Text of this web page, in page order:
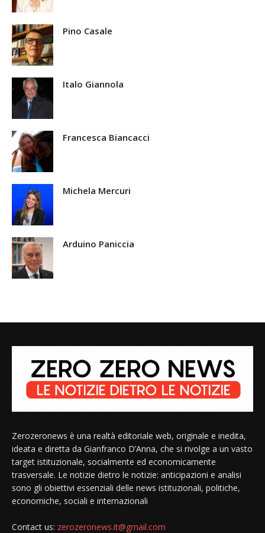
Pino Casale
Italo Giannola
Francesca Biancacci
Michela Mercuri
Arduino Paniccia
Zerozeronews è una realtà editoriale web, originale e inedita,
ideata e diretta da Gianfranco D’Anna, che si rivolge a un vasto
target istituzionale, socialmente ed economicamente
trasversale. Le notizie dietro le notizie: anticipazioni e analisi
sono gli obiettivi essenziali delle news istituzionali, politiche,
economiche, sociali e internazionali
Contact us: zerozeronews.it@gmail.com